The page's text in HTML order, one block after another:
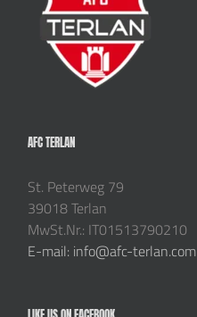
AFC TERLAN
St. Peterweg 79
39018 Terlan
MwSt.Nr.: IT01513790210
E-mail: info@afc-terlan.com